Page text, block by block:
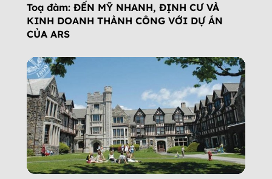
Toạ đàm: ĐẾN MỸ NHANH, ĐỊNH CƯ VÀ
KINH DOANH THÀNH CÔNG VỚI DỰ ÁN
CỦA ARS